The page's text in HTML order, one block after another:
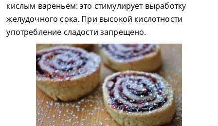
кислым вареньем: это стимулирует выработку
желудочного сока. При высокой кислотности
употребление сладости запрещено.